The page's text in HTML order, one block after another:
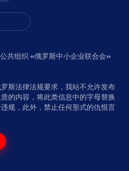
共组织 «俄罗斯中小企业联合会»
斯法律法规要求，我站不允许发布
的内容，将此类信息中的字母替换
规，此外，禁止任何形式的仇恨言